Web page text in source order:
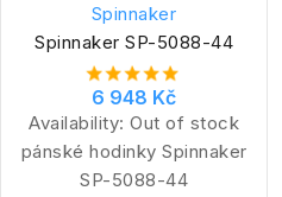
Spinnaker
Spinnaker SP-5088-44
6 948 Kč
Availability: Out of stock
pánské hodinky Spinnaker
SP-5088-44